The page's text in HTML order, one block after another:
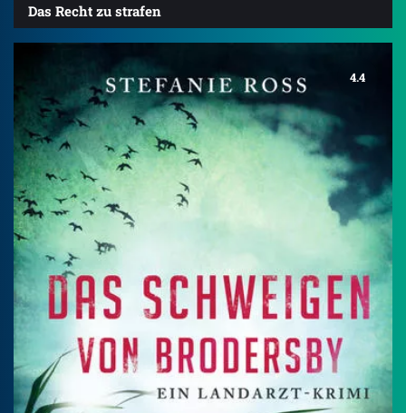
Das Recht zu strafen
4.4